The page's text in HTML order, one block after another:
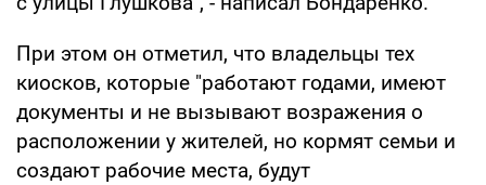
При этом он отметил, что владельцы тех
киосков, которые "работают годами, имеют
документы и не вызывают возражения о
расположении у жителей, но кормят семьи и
создают рабочие места, будут